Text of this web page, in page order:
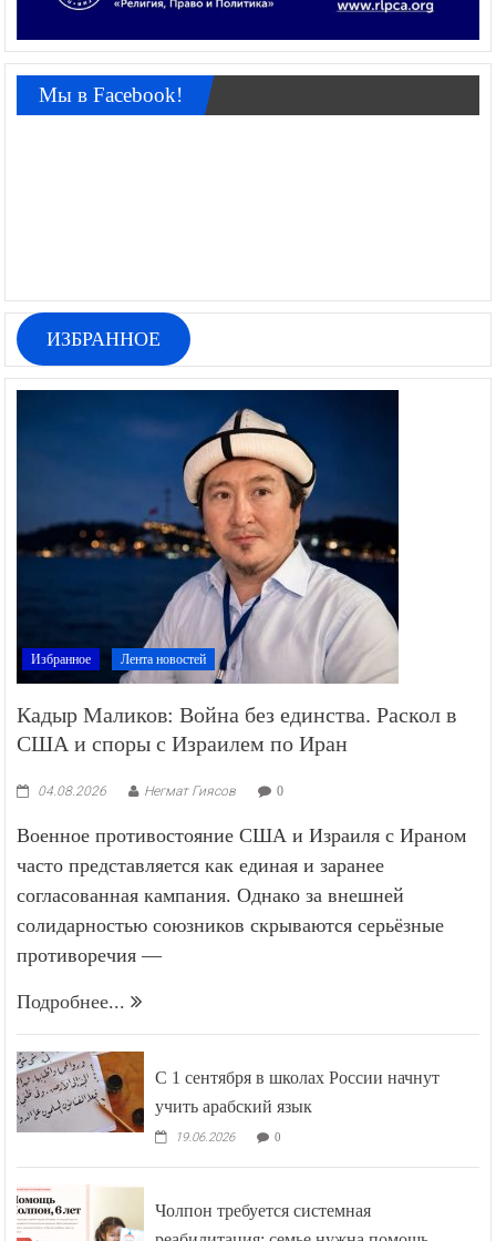
Мы в Facebook!
ИЗБРАННОЕ
Избранное Лента новостей
Кадыр Маликов: Война без единства. Раскол в
США и споры с Израилем по Иран
04.08.2026 Негмат Гиясов 0
Военное противостояние США и Израиля с Ираном
часто представляется как единая и заранее
согласованная кампания. Однако за внешней
солидарностью союзников скрываются серьёзные
противоречия —
Подробнее...
С 1 сентября в школах России начнут
учить арабский язык
19.06.2026 0
Чолпон требуется системная